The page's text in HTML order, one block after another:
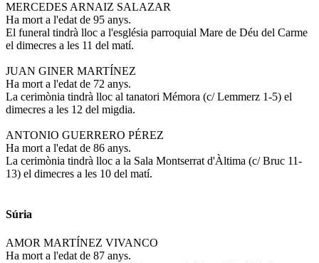
MERCEDES ARNAIZ SALAZAR
Ha mort a l'edat de 95 anys.
El funeral tindrà lloc a l'església parroquial Mare de Déu del Carme
el dimecres a les 11 del matí.
JUAN GINER MARTÍNEZ
Ha mort a l'edat de 72 anys.
La cerimònia tindrà lloc al tanatori Mémora (c/ Lemmerz 1-5) el
dimecres a les 12 del migdia.
ANTONIO GUERRERO PÉREZ
Ha mort a l'edat de 86 anys.
La cerimònia tindrà lloc a la Sala Montserrat d'Àltima (c/ Bruc 11-
13) el dimecres a les 10 del matí.
Súria
AMOR MARTÍNEZ VIVANCO
Ha mort a l'edat de 87 anys.